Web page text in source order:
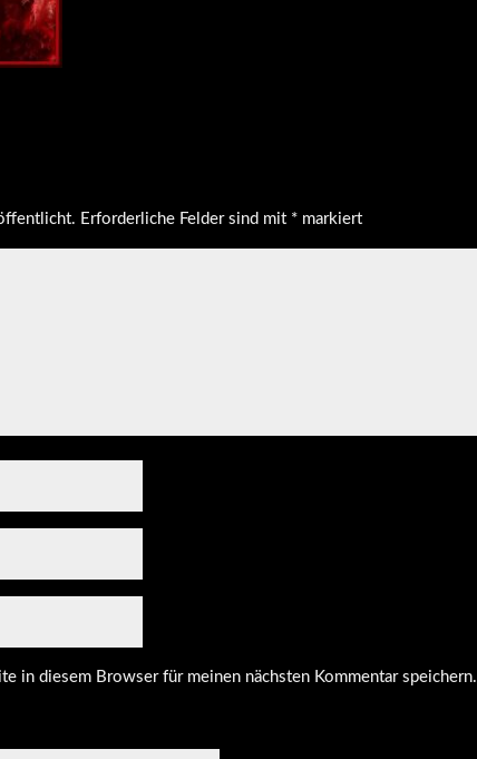
Erforderliche Felder sind mit * markiert
in diesem Browser für meinen nächsten Kommentar speichern.